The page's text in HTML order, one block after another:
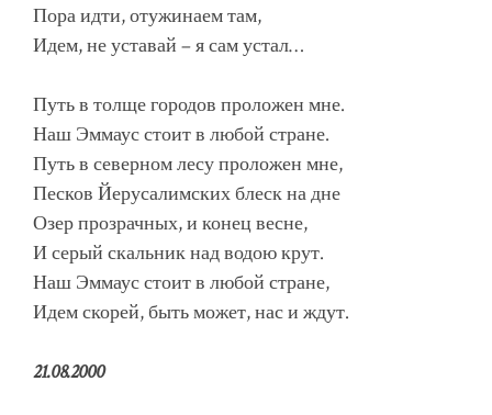
Пора идти, отужинаем там,
Идем, не уставай – я сам устал…
Путь в толще городов проложен мне.
Наш Эммаус стоит в любой стране.
Путь в северном лесу проложен мне,
Песков Йерусалимских блеск на дне
Озер прозрачных, и конец весне,
И серый скальник над водою крут.
Наш Эммаус стоит в любой стране,
Идем скорей, быть может, нас и ждут.
21.08.2000